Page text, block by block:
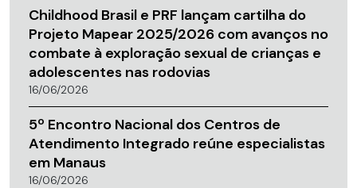
Childhood Brasil e PRF lançam cartilha do
Projeto Mapear 2025/2026 com avanços no
combate à exploração sexual de crianças e
adolescentes nas rodovias
16/06/2026
5º Encontro Nacional dos Centros de
Atendimento Integrado reúne especialistas
em Manaus
16/06/2026